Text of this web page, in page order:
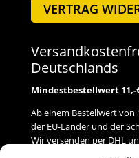
VERTRAG
Deutschlands
Mindestbestellwert 11,-
Ab einem Bestellwert von
der EU-Länder und der
Wir versenden per DHL